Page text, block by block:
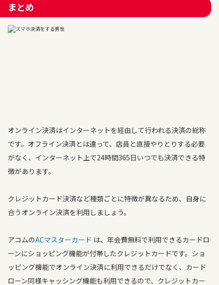
まとめ
オンライン決済はインターネットを経由して行われる決済の総称
です。オフライン決済とは違って、店員と直接やりとりする必要
がなく、インターネット上で24時間365日いつでも決済できる特
徴があります。
クレジットカード決済など種類ごとに特徴が異なるため、自身に
合うオンライン決済を利用しましょう。
アコムのACマスターカード は、年会費無料で利用できるカードロ
ーンにショッピング機能が付帯したクレジットカードです。ショ
ッピング機能でオンライン決済に利用できるだけでなく、カード
ローン同様キャッシング機能も利用できるので、クレジットカー